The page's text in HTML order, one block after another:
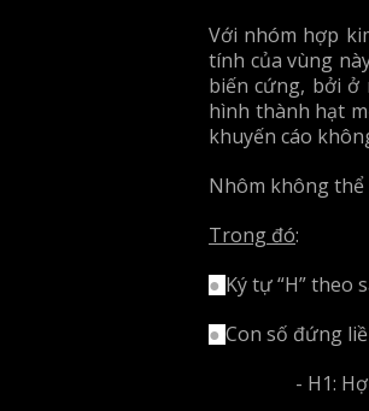
Với nhóm hợp
tính của vùng
biến cứng, bởi ở
hình thành hạt
khuyến cáo
Nhôm không
Trong đó:
● Ký tự “H” theo
● Con số đứng
- H1: Hợp